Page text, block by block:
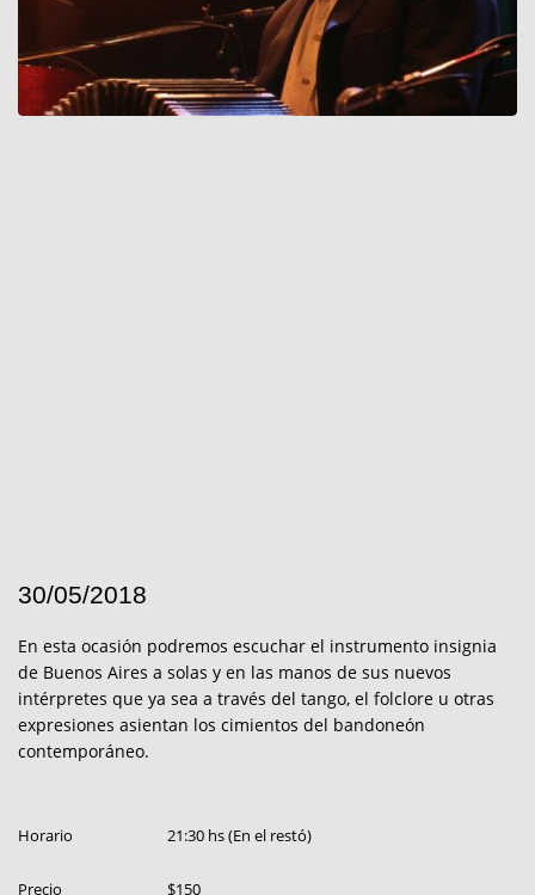
30/05/2018
En esta ocasión podremos escuchar el instrumento insignia
de Buenos Aires a solas y en las manos de sus nuevos
intérpretes que ya sea a través del tango, el folclore u otras
expresiones asientan los cimientos del bandoneón
contemporáneo.
Horario 21:30 hs (En el restó)
Precio $150